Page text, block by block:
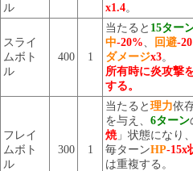
ル
x1.4。
スライ
ムボト
ル
400 1
当たると 15ター
中-20% 回避-
ダメージx3。
所有時に炎攻撃
する。
フレイ
ムボト
ル
300 1
当たると 理力依
を与え、 6ターン
焼 」状態になり、
毎ターンHP-15x
は重複する。